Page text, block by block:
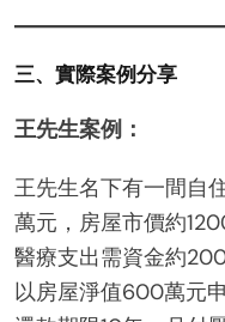
三、實際案例分享
王先生案例：
王先生名下有一間自
萬元，房屋市價約
醫療支出需資金約
以房屋淨值600萬元